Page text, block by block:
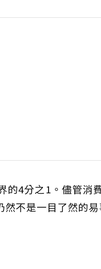
的4分之1。儘管消
不是一目了然的易